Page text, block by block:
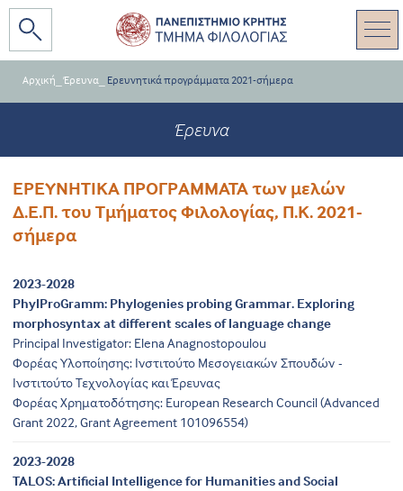
Αρχική _Έρευνα Ερευνητικά προγράμματα 2021-σήμερα
Έρευνα
ΕΡΕΥΝΗΤΙΚΑ ΠΡΟΓΡΑΜΜΑΤΑ των μελών
Δ.Ε.Π. του Τμήματος Φιλολογίας, Π.Κ. 2021-
σήμερα
2023-2028
PhylProGramm: Phylogenies probing Grammar. Exploring
morphosyntax at different scales of language change
Principal Investigator: Elena Anagnostopoulou
Φορέας Υλοποίησης: Ινστιτούτο Μεσογειακών Σπουδών -
Ινστιτούτο Τεχνολογίας και Έρευνας
Φορέας Χρηματοδότησης: European Research Council (Advanced
Grant 2022, Grant Agreement 101096554)
2023-2028
TALOS: Artificial Intelligence for Humanities and Social